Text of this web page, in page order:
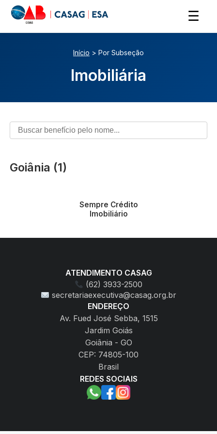
☰
Início > Por Subseção
Imobiliária
Goiânia (1)
Sempre Crédito
Imobiliário
ATENDIMENTO CASAG
(62) 3933-2500
secretariaexecutiva@casag.org.br
ENDEREÇO
Av. Fued José Sebba, 1515
Jardim Goiás
Goiânia - GO
CEP: 74805-100
Brasil
REDES SOCIAIS